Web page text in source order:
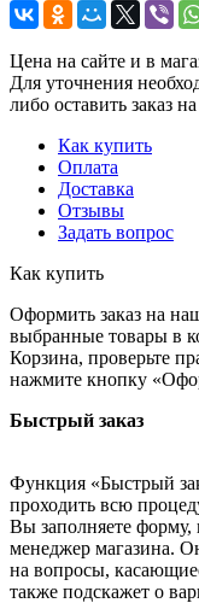
Цена на сайте и в
Для уточнения
либо оставить заказ
Как купить
Оплата
Доставка
Отзывы
Задать вопрос
Как купить
Оформить заказ на
выбранные товары в
Корзина, проверьте
нажмите кнопку
Быстрый заказ
Функция «Быстрый
проходить всю
Вы заполняете форму,
менеджер магазина.
на вопросы,
также подскажет о